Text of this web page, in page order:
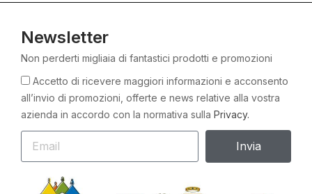
Newsletter
Non perderti migliaia di fantastici prodotti e promozioni
Accetto di ricevere maggiori informazioni e acconsento
all’invio di promozioni, offerte e news relative alla vostra
azienda in accordo con la normativa sulla Privacy.
Invia